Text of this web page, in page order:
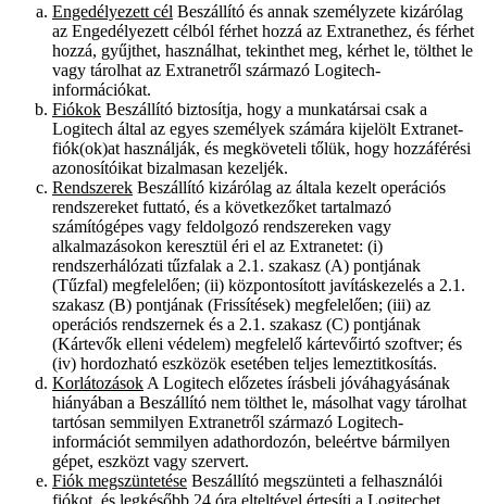
Engedélyezett cél Beszállító és annak személyzete kizárólag
az Engedélyezett célból férhet hozzá az Extranethez, és férhet
hozzá, gyűjthet, használhat, tekinthet meg, kérhet le, tölthet le
vagy tárolhat az Extranetről származó Logitech-
információkat.
Fiókok Beszállító biztosítja, hogy a munkatársai csak a
Logitech által az egyes személyek számára kijelölt Extranet-
fiók(ok)at használják, és megköveteli tőlük, hogy hozzáférési
azonosítóikat bizalmasan kezeljék.
Rendszerek Beszállító kizárólag az általa kezelt operációs
rendszereket futtató, és a következőket tartalmazó
számítógépes vagy feldolgozó rendszereken vagy
alkalmazásokon keresztül éri el az Extranetet: (i)
rendszerhálózati tűzfalak a 2.1. szakasz (A) pontjának
(Tűzfal) megfelelően; (ii) központosított javításkezelés a 2.1.
szakasz (B) pontjának (Frissítések) megfelelően; (iii) az
operációs rendszernek és a 2.1. szakasz (C) pontjának
(Kártevők elleni védelem) megfelelő kártevőirtó szoftver; és
(iv) hordozható eszközök esetében teljes lemeztitkosítás.
Korlátozások A Logitech előzetes írásbeli jóváhagyásának
hiányában a Beszállító nem tölthet le, másolhat vagy tárolhat
tartósan semmilyen Extranetről származó Logitech-
információt semmilyen adathordozón, beleértve bármilyen
gépet, eszközt vagy szervert.
Fiók megszüntetése Beszállító megszünteti a felhasználói
fiókot, és legkésőbb 24 óra elteltével értesíti a Logitechet